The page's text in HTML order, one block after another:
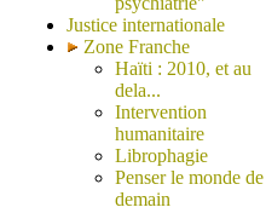
Justice internationale
Zone Franche
Haïti : 2010, et au
dela...
Intervention
humanitaire
Librophagie
Penser le monde de
demain